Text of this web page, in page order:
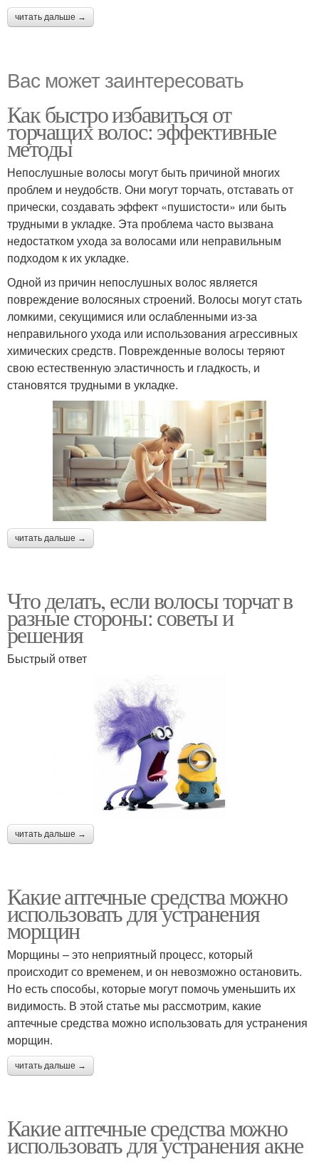
читать дальше →
Вас может заинтересовать
Как быстро избавиться от
торчащих волос: эффективные
методы
Непослушные волосы могут быть причиной многих
проблем и неудобств. Они могут торчать, отставать от
прически, создавать эффект «пушистости» или быть
трудными в укладке. Эта проблема часто вызвана
недостатком ухода за волосами или неправильным
подходом к их укладке.
Одной из причин непослушных волос является
повреждение волосяных строений. Волосы могут стать
ломкими, секущимися или ослабленными из-за
неправильного ухода или использования агрессивных
химических средств. Поврежденные волосы теряют
свою естественную эластичность и гладкость, и
становятся трудными в укладке.
читать дальше →
Что делать, если волосы торчат в
разные стороны: советы и
решения
Быстрый ответ
читать дальше →
Какие аптечные средства можно
использовать для устранения
морщин
Морщины – это неприятный процесс, который
происходит со временем, и он невозможно остановить.
Но есть способы, которые могут помочь уменьшить их
видимость. В этой статье мы рассмотрим, какие
аптечные средства можно использовать для устранения
морщин.
читать дальше →
Какие аптечные средства можно
использовать для устранения акне